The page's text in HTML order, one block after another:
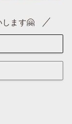
します🤗